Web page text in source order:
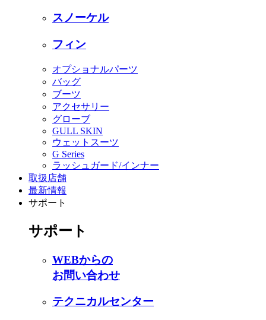
スノーケル
フィン
オプショナルパーツ
バッグ
ブーツ
アクセサリー
グローブ
GULL SKIN
ウェットスーツ
G Series
ラッシュガード/インナー
取扱店舗
最新情報
サポート
サポート
WEBからの
お問い合わせ
テクニカルセンター